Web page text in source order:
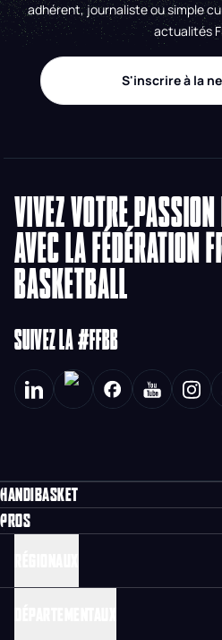
adhérent, journaliste ou simple
actualités
S'inscrire à la
VIVEZ VOTRE
AVEC LA FÉDÉRATION
BASKETBALL
SUIVEZ LA #FFBB
HANDIBASKET
PROS